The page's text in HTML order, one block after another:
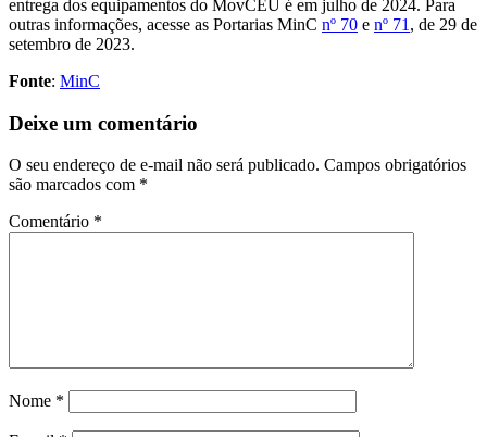
entrega dos equipamentos do MovCEU é em julho de 2024. Para
outras informações, acesse as Portarias MinC nº 70 e nº 71 , de 29 de
setembro de 2023.
Fonte: MinC
Deixe um comentário
O seu endereço de e-mail não será publicado. Campos obrigatórios
são marcados com *
Comentário *
Nome *